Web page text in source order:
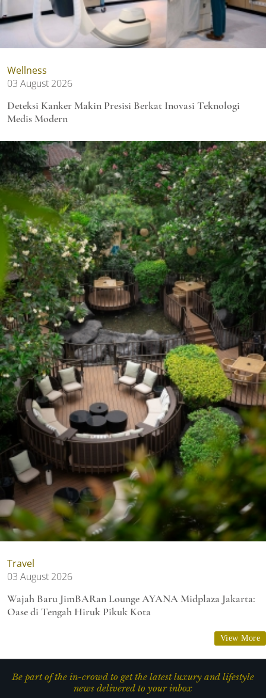
Wellness
03 August 2026
Deteksi Kanker Makin Presisi Berkat Inovasi Teknologi
Medis Modern
Travel
03 August 2026
Wajah Baru JimBARan Lounge AYANA Midplaza Jakarta:
Oase di Tengah Hiruk Pikuk Kota
View More
Be part of the in-crowd to get the latest luxury and lifestyle
news delivered to your inbox